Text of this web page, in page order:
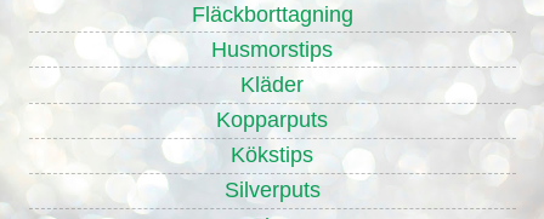
Fläckborttagning
Husmorstips
Kläder
Kopparputs
Kökstips
Silverputs